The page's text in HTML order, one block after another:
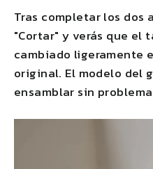
Tras completar los dos
"Cortar" y verás que el
cambiado ligeramente
original. El modelo del
ensamblar sin